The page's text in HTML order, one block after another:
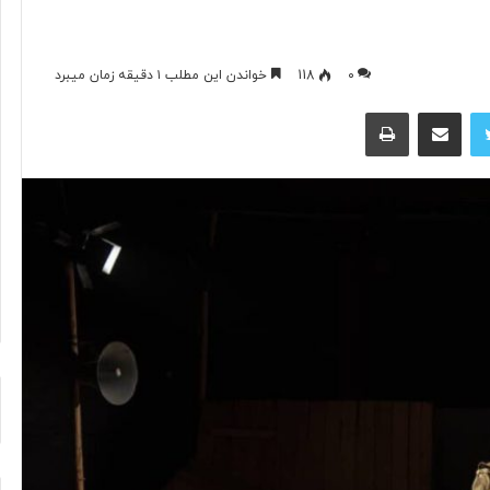
۰ 118 خواندن این مطلب ۱ دقیقه زمان میبرد
توییتر اشتراک گذاری از طریق ایمیل چاپ
آیا
آیا فناوری می‌تواند جای آتش‌نشان‌ها